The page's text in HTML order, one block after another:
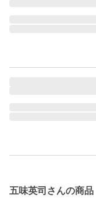
五味英司さんの商品